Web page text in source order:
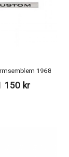
1968
150 kr